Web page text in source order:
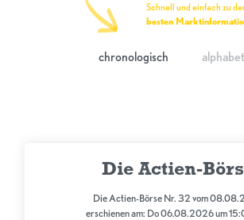
Schnell und einfach zu
besten
chronologisch
Die Actien-
Die Actien-Börse Nr. 32 vom
erschienen am: Do 06.08.2026 um